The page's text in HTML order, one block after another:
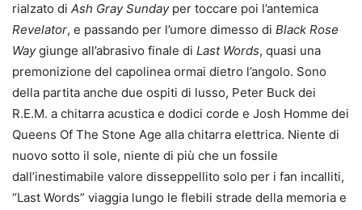
rialzato di Ash Gray Sundayper toccare poi l’antemica
Revelator, e passando per l’umore dimesso di Black Rose
Waygiunge all’abrasivo finale di Last Words, quasi una
premonizione del capolinea ormai dietro l’angolo. Sono
della partita anche due ospiti di lusso, Peter Buck dei
R.E.M. a chitarra acustica e dodici corde e Josh Homme dei
Queens Of The Stone Age alla chitarra elettrica. Niente di
nuovo sotto il sole, niente di più che un fossile
dall’inestimabile valore disseppellito solo per i fan incalliti,
“Last Words” viaggia lungo le flebili strade della memoria e